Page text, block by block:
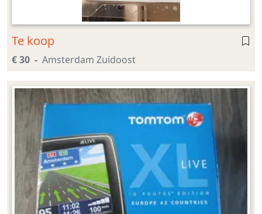
Te koop
€ 30 Amsterdam Zuidoost